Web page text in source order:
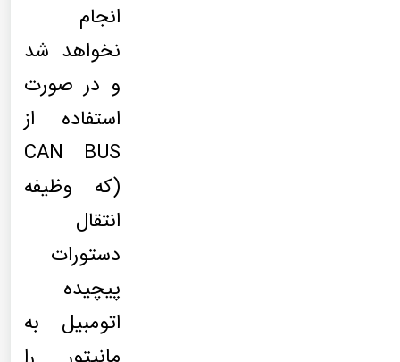
انجام
نخواهد شد
و در صورت
استفاده از
CAN BUS
(که وظیفه
انتقال
دستورات
پیچیده
اتومبیل به